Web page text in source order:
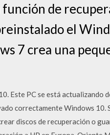
de
el
7 crea una
Este PC se está actualizando
correctamente Windows 10.
discos de recuperación o